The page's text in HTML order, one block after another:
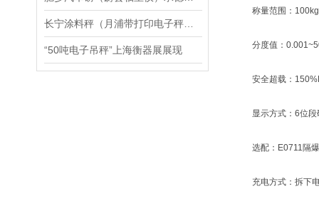
“50吨电子吊秤”上海衡器展展现
称量范围：
分度值：
安全超载：
显示方式：6位段
选配：E0711隔爆
充电方式：拆下电